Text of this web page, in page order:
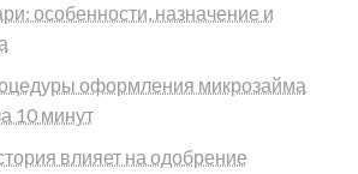
особенности, назначение и
оформления микрозайма
10 минут
влияет на одобрение